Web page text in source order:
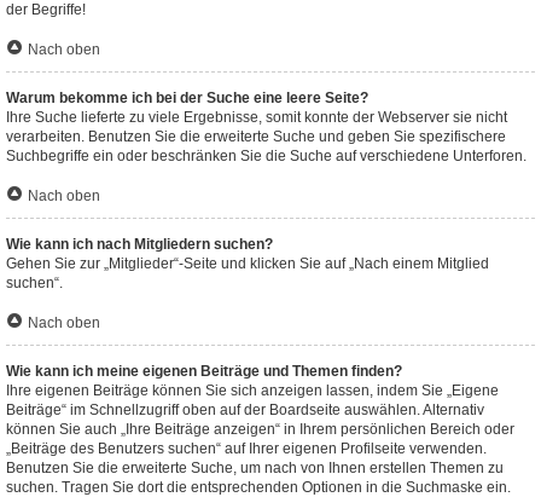
der Begriffe!
Nach oben
Warum bekomme ich bei der Suche eine leere Seite?
Ihre Suche lieferte zu viele Ergebnisse, somit konnte der Webserver sie nicht
verarbeiten. Benutzen Sie die erweiterte Suche und geben Sie spezifischere
Suchbegriffe ein oder beschränken Sie die Suche auf verschiedene Unterforen.
Nach oben
Wie kann ich nach Mitgliedern suchen?
Gehen Sie zur „Mitglieder“-Seite und klicken Sie auf „Nach einem Mitglied
suchen“.
Nach oben
Wie kann ich meine eigenen Beiträge und Themen finden?
Ihre eigenen Beiträge können Sie sich anzeigen lassen, indem Sie „Eigene
Beiträge“ im Schnellzugriff oben auf der Boardseite auswählen. Alternativ
können Sie auch „Ihre Beiträge anzeigen“ in Ihrem persönlichen Bereich oder
„Beiträge des Benutzers suchen“ auf Ihrer eigenen Profilseite verwenden.
Benutzen Sie die erweiterte Suche, um nach von Ihnen erstellen Themen zu
suchen. Tragen Sie dort die entsprechenden Optionen in die Suchmaske ein.